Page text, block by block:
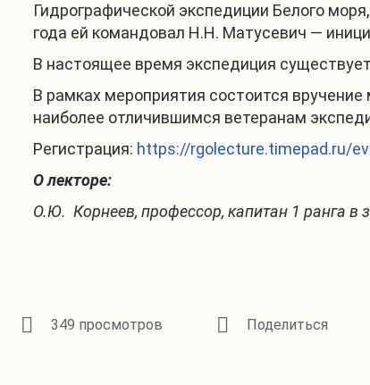
Гидрографической экспедиции Белого
года ей командовал Н.Н. Матусевич —
В настоящее время экспедиция
В рамках мероприятия состоится
наиболее отличившимся ветеранам
Регистрация: https://rgolecture.timepad.ru/
О лекторе:
О.Ю. Корнеев, профессор, капитан 1 ранга в
349 просмотров